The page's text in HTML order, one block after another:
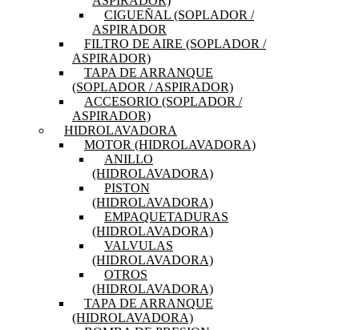
CIGUEÑAL (SOPLADOR /
ASPIRADOR
FILTRO DE AIRE (SOPLADOR /
ASPIRADOR)
TAPA DE ARRANQUE
(SOPLADOR / ASPIRADOR)
ACCESORIO (SOPLADOR /
ASPIRADOR)
HIDROLAVADORA
MOTOR (HIDROLAVADORA)
ANILLO
(HIDROLAVADORA)
PISTON
(HIDROLAVADORA)
EMPAQUETADURAS
(HIDROLAVADORA)
VALVULAS
(HIDROLAVADORA)
OTROS
(HIDROLAVADORA)
TAPA DE ARRANQUE
(HIDROLAVADORA)